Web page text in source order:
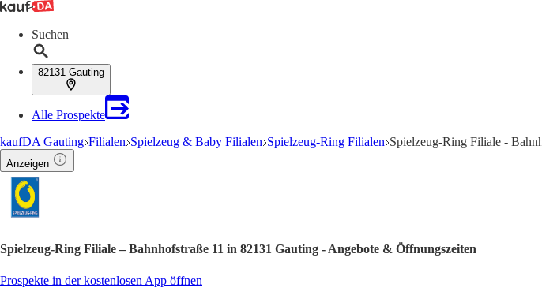
Suchen
82131 Gauting
Alle Prospekte
kaufDA Gauting Filialen Spielzeug & Baby Filialen Spielzeug-Ring Filialen Spielzeug-Ring Filiale -
Anzeigen
Spielzeug-Ring Filiale – Bahnhofstraße 11 in 82131 Gauting - Angebote & Öffnungszeiten
Prospekte in der kostenlosen App öffnen